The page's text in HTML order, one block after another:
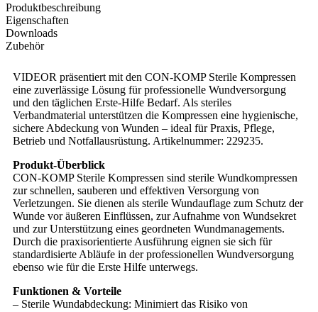
Produktbeschreibung
Eigenschaften
Downloads
Zubehör
VIDEOR präsentiert mit den CON-KOMP Sterile Kompressen
eine zuverlässige Lösung für professionelle Wundversorgung
und den täglichen Erste-Hilfe Bedarf. Als steriles
Verbandmaterial unterstützen die Kompressen eine hygienische,
sichere Abdeckung von Wunden – ideal für Praxis, Pflege,
Betrieb und Notfallausrüstung. Artikelnummer: 229235.
Produkt-Überblick
CON-KOMP Sterile Kompressen sind sterile Wundkompressen
zur schnellen, sauberen und effektiven Versorgung von
Verletzungen. Sie dienen als sterile Wundauflage zum Schutz der
Wunde vor äußeren Einflüssen, zur Aufnahme von Wundsekret
und zur Unterstützung eines geordneten Wundmanagements.
Durch die praxisorientierte Ausführung eignen sie sich für
standardisierte Abläufe in der professionellen Wundversorgung
ebenso wie für die Erste Hilfe unterwegs.
Funktionen & Vorteile
– Sterile Wundabdeckung: Minimiert das Risiko von